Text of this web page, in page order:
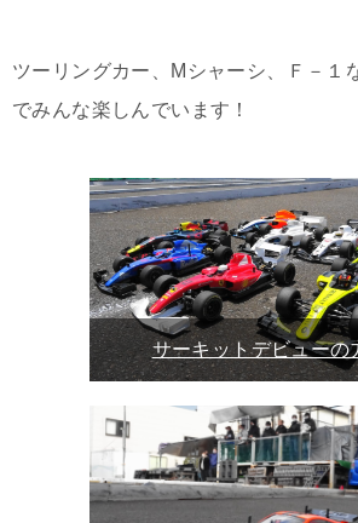
ツーリングカー、Mシャーシ、Ｆ－１
でみんな楽しんでいます！
サーキットデビューの